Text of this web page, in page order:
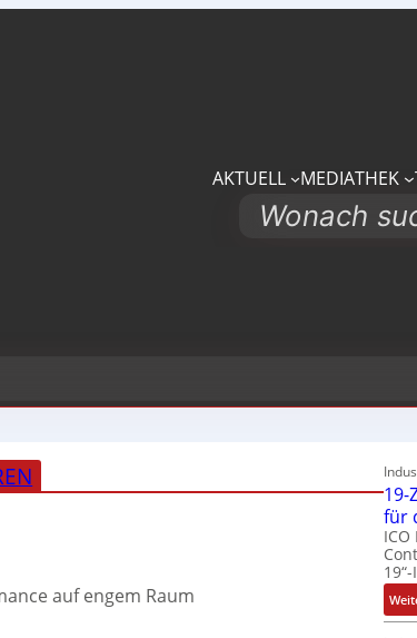
AKTUELL MEDIATHEK
Search
auf engem Raum
19-
für